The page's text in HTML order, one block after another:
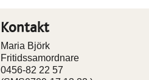
Kontakt
Maria Björk
Fritidssamordnare
0456-82 22 57